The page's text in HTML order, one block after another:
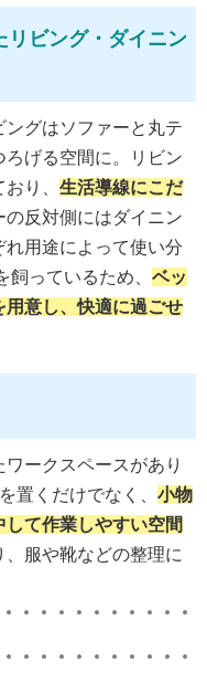
リビング・ダイニン
グはソファーと丸テ
げる空間に。リビン
り、 生活導線にこだ
の反対側にはダイニン
用途によって使い分
っているため、 ベッ
用意し、快適に過ごせ
ークスペースがあり
置くだけでなく、 小物
て作業しやすい空間
服や靴などの整理に